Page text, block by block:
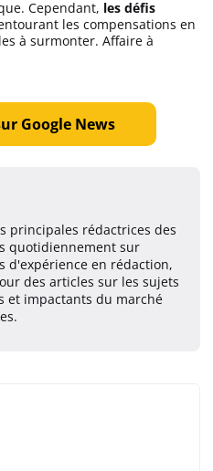
Cependant, les défis
les compensations en
à surmonter. Affaire à
Google News
principales rédactrices des
quotidiennement sur
d'expérience en rédaction,
des articles sur les sujets
et impactants du marché